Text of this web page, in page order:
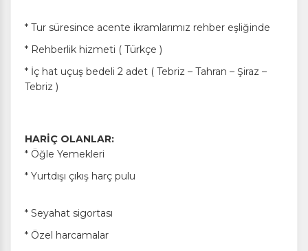
* Tur süresince acente ikramlarımız rehber eşliğinde
* Rehberlik hizmeti ( Türkçe )
* İç hat uçuş bedeli 2 adet ( Tebriz – Tahran – Şiraz –
Tebriz )
HARİÇ OLANLAR:
* Öğle Yemekleri
* Yurtdışı çıkış harç pulu
* Seyahat sigortası
* Özel harcamalar